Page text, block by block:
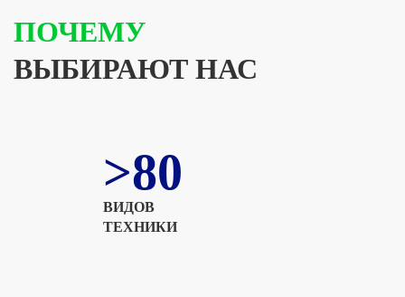
ПОЧЕМУ
ВЫБИРАЮТ НАС
>80
ВИДОВ
ТЕХНИКИ